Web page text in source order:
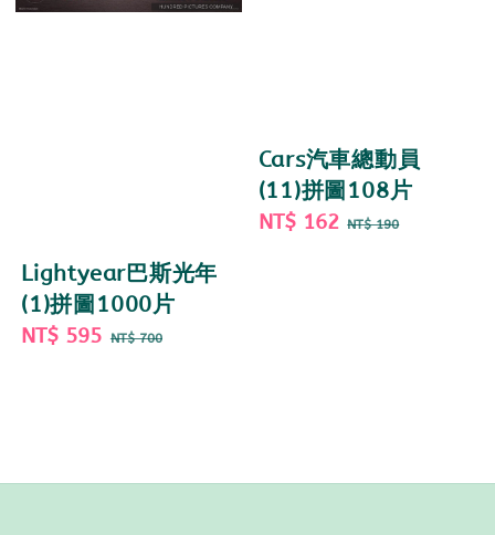
Lightyear巴斯光年
(1)拼圖1000片
Sale
NT$ 595 Regular
NT$ 700
Cars汽車總動員
(11)拼圖108片
Sale
NT$ 162 Regular
NT$ 190